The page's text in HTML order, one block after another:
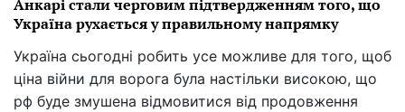
Анкарі стали черговим підтвердженням того, що
Україна рухається у правильному напрямку
Україна сьогодні робить усе можливе для того, щоб
ціна війни для ворога була настільки високою, що
рф буде змушена відмовитися від продовження